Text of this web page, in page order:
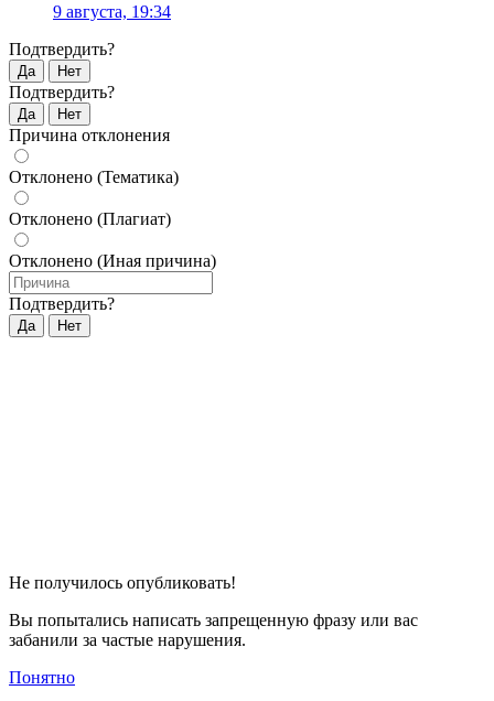
9 августа, 19:34
Подтвердить?
Да Нет
Подтвердить?
Да Нет
Причина отклонения
Отклонено (Тематика)
Отклонено (Плагиат)
Отклонено (Иная причина)
Подтвердить?
Да Нет
Не получилось опубликовать!
Вы попытались написать запрещенную фразу или вас
забанили за частые нарушения.
Понятно